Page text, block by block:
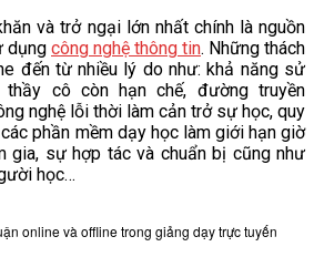
và trở ngại lớn nhất chính là nguồn
dụng công nghệ thông tin. Những thách
đến từ nhiều lý do như: khả năng sử
cô còn hạn chế, đường truyền
nghệ lỗi thời làm cản trở sự học, quy
phần mềm dạy học làm giới hạn giờ
gia, sự hợp tác và chuẩn bị cũng như
học…
online và offline trong giảng dạy trực tuyến